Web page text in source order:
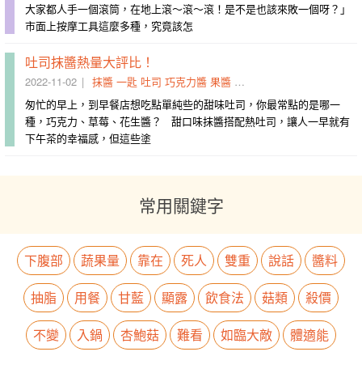
大家都人手一個滾筒，在地上滾～滾～滾！是不是也該來敗一個呀？」
市面上按摩工具這麼多種，究竟該怎
吐司抹醬熱量大評比！
2022-11-02 抹醬 一匙 吐司 巧克力醬 果醬 來自於
匆忙的早上，到早餐店想吃點單純些的甜味吐司，你最常點的是哪一
種，巧克力、草莓、花生醬？ 甜口味抹醬搭配熱吐司，讓人一早就有
下午茶的幸福感，但這些塗
常用關鍵字
下腹部 蔬果量 靠在 死人 雙重 說話
醬料
抽脂
用餐 甘藍 顯露 飲食法 菇類
殺價
不變
入鍋 杏鮑菇 難看 如臨大敵 體適能